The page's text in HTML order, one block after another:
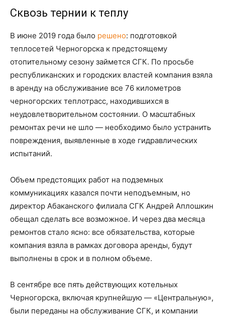
Сквозь тернии к теплу
В июне 2019 года было решено: подготовкой
теплосетей Черногорска к предстоящему
отопительному сезону займется СГК. По просьбе
республиканских и городских властей компания взяла
в аренду на обслуживание все 76 километров
черногорских теплотрасс, находившихся в
неудовлетворительном состоянии. О масштабных
ремонтах речи не шло — необходимо было устранить
повреждения, выявленные в ходе гидравлических
испытаний.
Объем предстоящих работ на подземных
коммуникациях казался почти неподъемным, но
директор Абаканского филиала СГК Андрей Аплошкин
обещал сделать все возможное. И через два месяца
ремонтов стало ясно: все обязательства, которые
компания взяла в рамках договора аренды, будут
выполнены в срок и в полном объеме.
В сентябре все пять действующих котельных
Черногорска, включая крупнейшую — «Центральную»,
были переданы на обслуживание СГК, и компании